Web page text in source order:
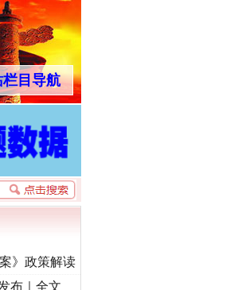
栏目导航
》政策解读
布｜全文